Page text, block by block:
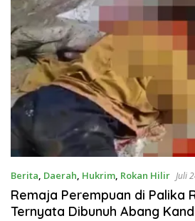
Berita, Daerah, Hukrim, Rokan Hilir Juli
Remaja Perempuan di Palika
Ternyata Dibunuh Abang